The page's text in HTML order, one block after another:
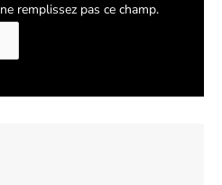
remplissez pas ce champ.